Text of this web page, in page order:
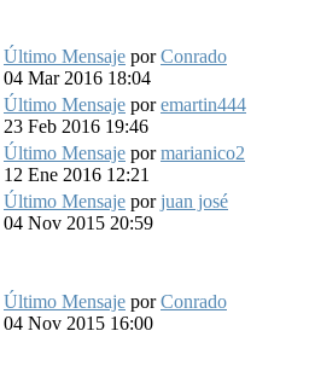
Último Mensaje porConrado
04 Mar 2016 18:04
Último Mensaje poremartin444
23 Feb 2016 19:46
Último Mensaje pormarianico2
12 Ene 2016 12:21
Último Mensaje porjuan josé
04 Nov 2015 20:59
Último Mensaje porConrado
04 Nov 2015 16:00